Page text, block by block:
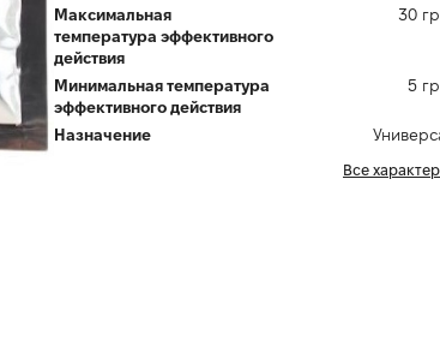
Максимальная
температура эффективного
действия
30
Минимальная температура
эффективного действия
5
Назначение
Все